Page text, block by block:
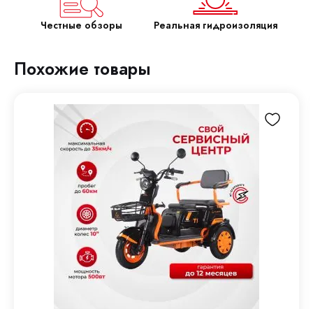
Честные обзоры Реальная гидроизоляция
Похожие товары